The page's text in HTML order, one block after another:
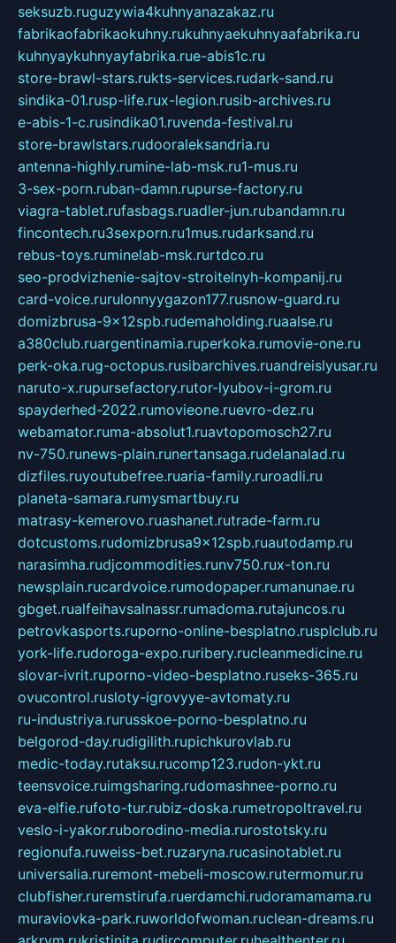
seksuzb.ruguzywia4kuhnyanazakaz.ru
fabrikaofabrikaokuhny.rukuhnyaekuhnyaafabrika.ru
kuhnyaykuhnyayfabrika.rue-abis1c.ru
store-brawl-stars.rukts-services.rudark-sand.ru
sindika-01.rusp-life.rux-legion.rusib-archives.ru
e-abis-1-c.rusindika01.ruvenda-festival.ru
store-brawlstars.rudooraleksandria.ru
antenna-highly.rumine-lab-msk.ru1-mus.ru
3-sex-porn.ruban-damn.rupurse-factory.ru
viagra-tablet.rufasbags.ruadler-jun.rubandamn.ru
fincontech.ru3sexporn.ru1mus.rudarksand.ru
rebus-toys.ruminelab-msk.rurtdco.ru
seo-prodvizhenie-sajtov-stroitelnyh-kompanij.ru
card-voice.rurulonnyygazon177.rusnow-guard.ru
domizbrusa-9x12spb.rudemaholding.ruaalse.ru
a380club.ruargentinamia.ruperkoka.rumovie-one.ru
perk-oka.rug-octopus.rusibarchives.ruandreislyusar.ru
naruto-x.rupursefactory.rutor-lyubov-i-grom.ru
spayderhed-2022.rumovieone.ruevro-dez.ru
webamator.ruma-absolut1.ruavtopomosch27.ru
nv-750.runews-plain.runertansaga.rudelanalad.ru
dizfiles.ruyoutubefree.ruaria-family.ruroadli.ru
planeta-samara.rumysmartbuy.ru
matrasy-kemerovo.ruashanet.rutrade-farm.ru
dotcustoms.rudomizbrusa9x12spb.ruautodamp.ru
narasimha.rudjcommodities.runv750.rux-ton.ru
newsplain.rucardvoice.rumodopaper.rumanunae.ru
gbget.rualfeihavsalnassr.rumadoma.rutajuncos.ru
petrovkasports.ruporno-online-besplatno.rusplclub.ru
york-life.rudoroga-expo.ruribery.rucleanmedicine.ru
slovar-ivrit.ruporno-video-besplatno.ruseks-365.ru
ovucontrol.rusloty-igrovyye-avtomaty.ru
ru-industriya.rurusskoe-porno-besplatno.ru
belgorod-day.rudigilith.rupichkurovlab.ru
medic-today.rutaksu.rucomp123.rudon-ykt.ru
teensvoice.ruimgsharing.rudomashnee-porno.ru
eva-elfie.rufoto-tur.rubiz-doska.rumetropoltravel.ru
veslo-i-yakor.ruborodino-media.rurostotsky.ru
regionufa.ruweiss-bet.ruzaryna.rucasinotablet.ru
universalia.ruremont-mebeli-moscow.rutermomur.ru
clubfisher.ruremstirufa.ruerdamchi.rudoramamama.ru
muraviovka-park.ruworldofwoman.ruclean-dreams.ru